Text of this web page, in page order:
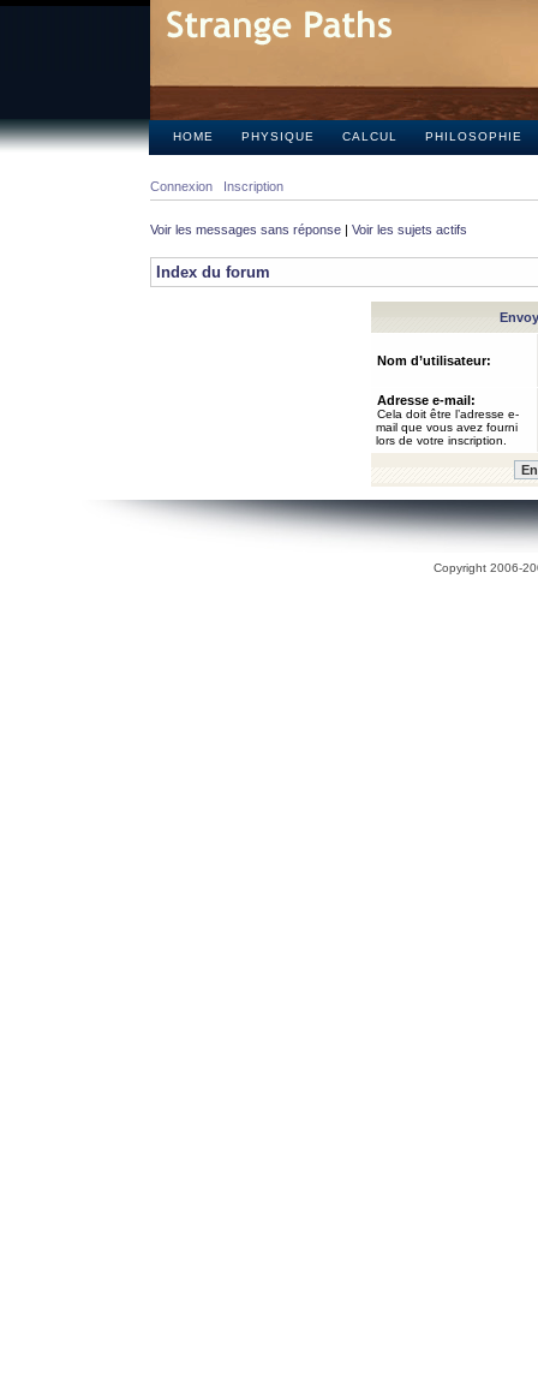
HOME PHYSIQUE CALCUL PHILOSOPHIE
Connexion Inscription
Voir les messages sans réponse | Voir les sujets actifs
Index du forum
Nom d’utilisateur:
Adresse e-mail:
Cela doit être l’adresse e-
mail que vous avez fourni
lors de votre inscription.
Copyright 2006-